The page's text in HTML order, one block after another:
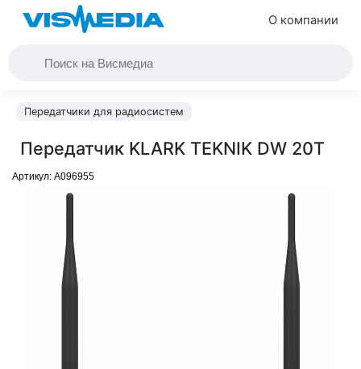
О компании
Передатчики для радиосистем
Передатчик KLARK TEKNIK DW 20T
Артикул: A096955